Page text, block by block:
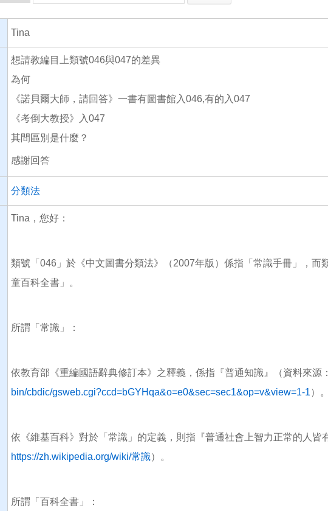
Tina
想請教編目上類號046與047的差異
為何
《諾貝爾大師，請回答》一書有圖書館入046,有的入047
《考倒大教授》入047
其間區別是什麼？
感謝回答
分類法
Tina，您好：
類號「046」於《中文圖書分類法》（2007年版）係指「常識手冊」，而
童百科全書」。
所謂「常識」：
依教育部《重編國語辭典修訂本》之釋義，係指『普通知識』（資料來源：
bin/cbdic/gsweb.cgi?ccd=bGYHqa&o=e0&sec=sec1&op=v&view=1-1）。
依《維基百科》對於「常識」的定義，則指『普通社會上智力正常的人皆
https://zh.wikipedia.org/wiki/常識）。
所謂「百科全書」：